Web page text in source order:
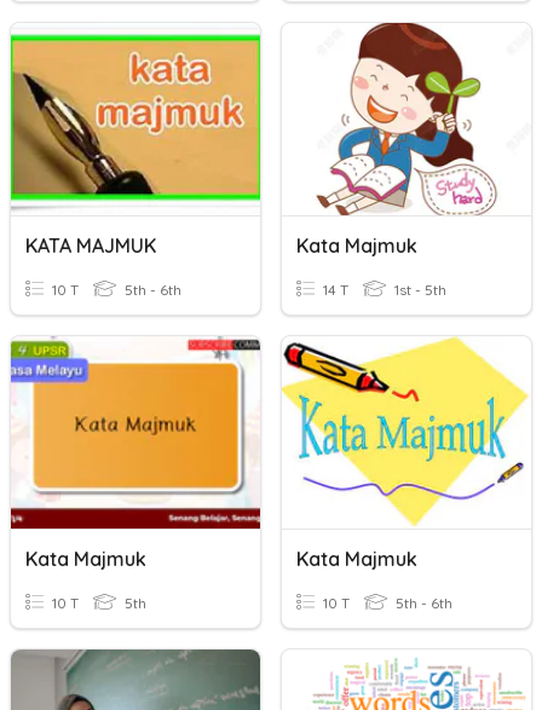
KATA MAJMUK
10 T 5th - 6th
Kata Majmuk
14 T 1st - 5th
Kata Majmuk
10 T 5th
Kata Majmuk
10 T 5th - 6th